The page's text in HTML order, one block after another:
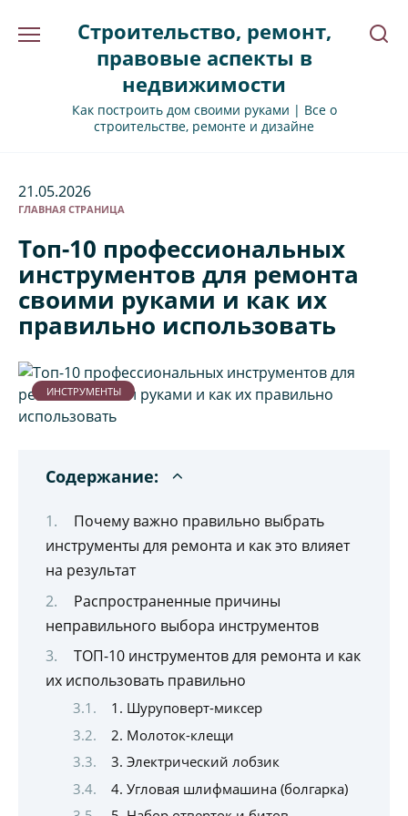
Строительство, ремонт,
правовые аспекты в
недвижимости
Как построить дом своими руками | Все о
строительстве, ремонте и дизайне
21.05.2026
ГЛАВНАЯ СТРАНИЦА
Топ-10 профессиональных
инструментов для ремонта
своими руками и как их
правильно использовать
ИНСТРУМЕНТЫ
Содержание:
Почему важно правильно выбрать
инструменты для ремонта и как это влияет
на результат
Распространенные причины
неправильного выбора инструментов
ТОП-10 инструментов для ремонта и как
их использовать правильно
1. Шуруповерт-миксер
2. Молоток-клещи
3. Электрический лобзик
4. Угловая шлифмашина (болгарка)